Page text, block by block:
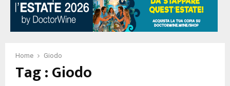
Home Giodo
Tag : Giodo